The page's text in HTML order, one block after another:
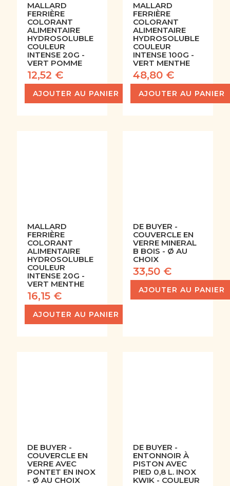
MALLARD
FERRIÈRE
COLORANT
ALIMENTAIRE
HYDROSOLUBLE
COULEUR
INTENSE 20G -
VERT POMME
12,52 €
AJOUTER AU PANIER
MALLARD
FERRIÈRE
COLORANT
ALIMENTAIRE
HYDROSOLUBLE
COULEUR
INTENSE 100G -
VERT MENTHE
48,80 €
AJOUTER AU PANIER
MALLARD
FERRIÈRE
COLORANT
ALIMENTAIRE
HYDROSOLUBLE
COULEUR
INTENSE 20G -
VERT MENTHE
16,15 €
AJOUTER AU PANIER
DE BUYER -
COUVERCLE EN
VERRE MINERAL
B BOIS - Ø AU
CHOIX
33,50 €
AJOUTER AU PANIER
DE BUYER -
COUVERCLE EN
VERRE AVEC
PONTET EN INOX
- Ø AU CHOIX
DE BUYER -
ENTONNOIR À
PISTON AVEC
PIED 0,8 L. INOX
KWIK - COULEUR